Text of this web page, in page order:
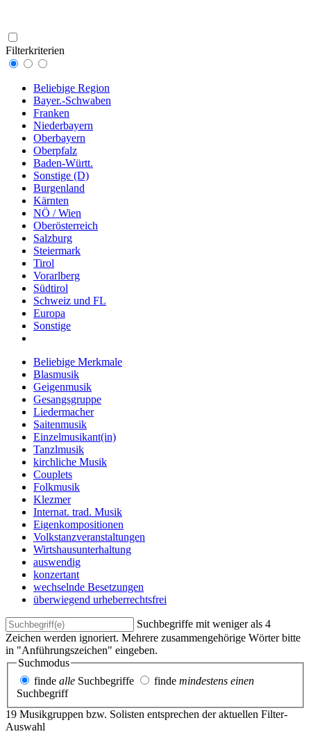
Filterkriterien
Beliebige Region
Bayer.-Schwaben
Franken
Niederbayern
Oberbayern
Oberpfalz
Baden-Württ.
Sonstige (D)
Burgenland
Kärnten
NÖ / Wien
Oberösterreich
Salzburg
Steiermark
Tirol
Vorarlberg
Südtirol
Schweiz und FL
Europa
Sonstige
Beliebige Merkmale
Blasmusik
Geigenmusik
Gesangsgruppe
Liedermacher
Saitenmusik
Einzelmusikant(in)
Tanzlmusik
kirchliche Musik
Couplets
Folkmusik
Klezmer
Internat. trad. Musik
Eigenkompositionen
Volkstanzveranstaltungen
Wirtshausunterhaltung
auswendig
konzertant
wechselnde Besetzungen
überwiegend urheberrechtsfrei
Suchbegriffe mit weniger als 4
Zeichen werden ignoriert. Mehrere zusammengehörige Wörter bitte
in "Anführungszeichen" eingeben.
Suchmodus
finde alle Suchbegriffe finde mindestens einen
Suchbegriff
19 Musikgruppen bzw. Solisten entsprechen der aktuellen Filter-
Auswahl